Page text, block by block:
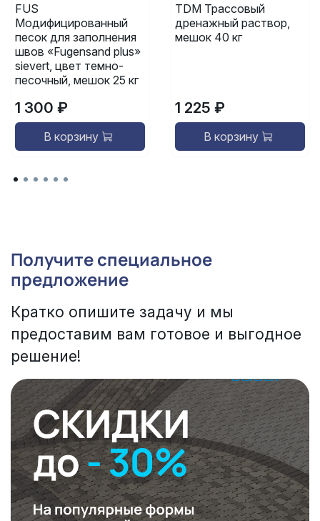
FUS
Модифицированный
песок для заполнения
швов «Fugensand plus»
sievert, цвет темно-
песочный, мешок 25 кг
1 300 ₽
В корзину
TDM Трассовый
дренажный раствор,
мешок 40 кг
1 225 ₽
В корзину
Получите специальное
предложение
Кратко опишите задачу и мы
предоставим вам готовое и выгодное
решение!